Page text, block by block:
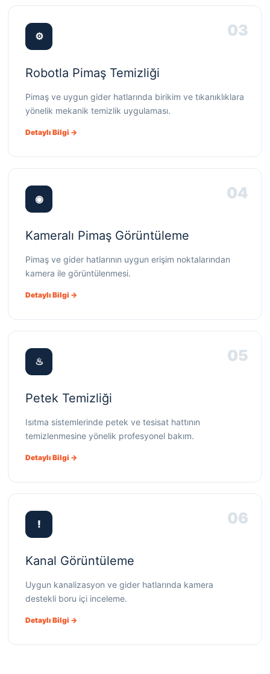
03
⚙
Robotla Pimaş Temizliği
Pimaş ve uygun gider hatlarında birikim ve tıkanıklıklara
yönelik mekanik temizlik uygulaması.
Detaylı Bilgi →
04
◉
Kameralı Pimaş Görüntüleme
Pimaş ve gider hatlarının uygun erişim noktalarından
kamera ile görüntülenmesi.
Detaylı Bilgi →
05
♨
Petek Temizliği
Isıtma sistemlerinde petek ve tesisat hattının
temizlenmesine yönelik profesyonel bakım.
Detaylı Bilgi →
06
!
Kanal Görüntüleme
Uygun kanalizasyon ve gider hatlarında kamera
destekli boru içi inceleme.
Detaylı Bilgi →